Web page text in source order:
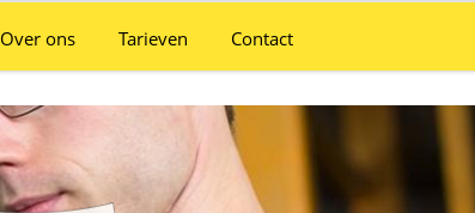
Over ons Tarieven Contact